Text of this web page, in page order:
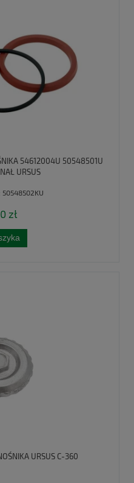
54612004U 50548501U
URSUS
50548502KU
zł
URSUS C-360